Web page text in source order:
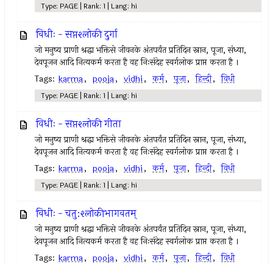
Type: PAGE | Rank: 1 | Lang: hi
विधीः - सप्तश्लोकी दुर्गा
जो मनुष्य प्राणी श्रद्धा भक्तिसे जीवनके अंतपर्यंत प्रतिदिन स्नान, पूजा, संध्या,
देवपूजन आदि नित्यकर्म करता है वह निःसंदेह स्वर्गलोक प्राप्त करता है ।
Tags: karma, pooja, vidhi, कर्म, पूजा, हिन्दी, विधी
Type: PAGE | Rank: 1 | Lang: hi
विधीः - सप्तश्लोकी गीता
जो मनुष्य प्राणी श्रद्धा भक्तिसे जीवनके अंतपर्यंत प्रतिदिन स्नान, पूजा, संध्या,
देवपूजन आदि नित्यकर्म करता है वह निःसंदेह स्वर्गलोक प्राप्त करता है ।
Tags: karma, pooja, vidhi, कर्म, पूजा, हिन्दी, विधी
Type: PAGE | Rank: 1 | Lang: hi
विधीः - चतु:श्लोकीभागवतम्
जो मनुष्य प्राणी श्रद्धा भक्तिसे जीवनके अंतपर्यंत प्रतिदिन स्नान, पूजा, संध्या,
देवपूजन आदि नित्यकर्म करता है वह निःसंदेह स्वर्गलोक प्राप्त करता है ।
Tags: karma, pooja, vidhi, कर्म, पूजा, हिन्दी, विधी